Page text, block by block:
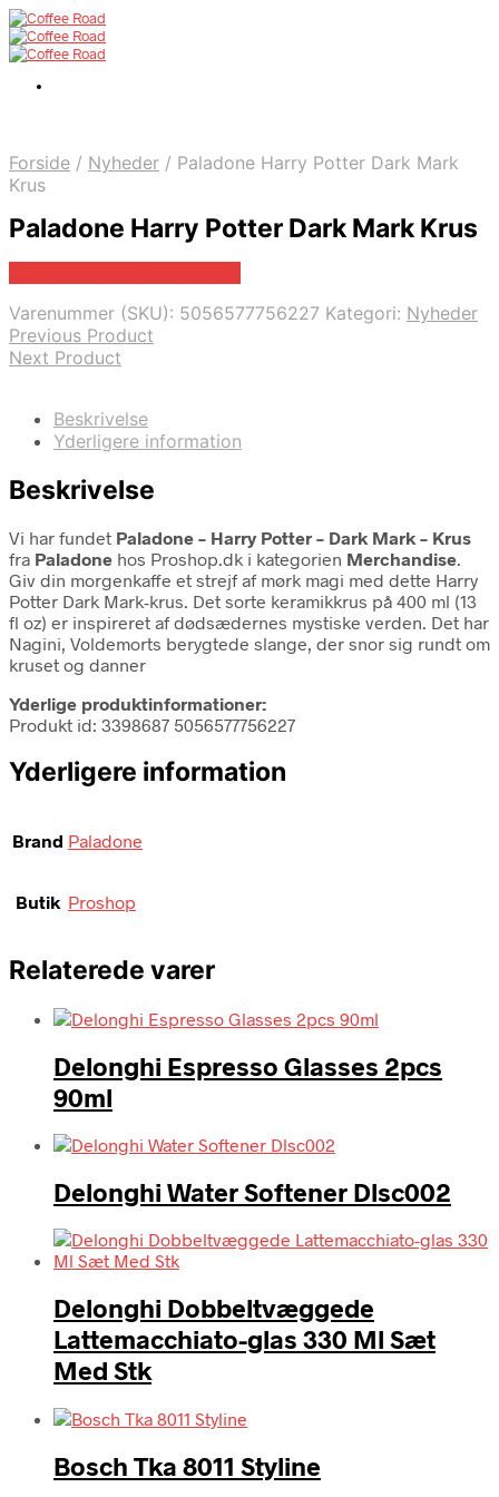
Forside / Nyheder / Paladone Harry Potter Dark Mark
Krus
Paladone Harry Potter Dark Mark Krus
Varenummer (SKU): 5056577756227 Kategori: Nyheder
Previous Product
Next Product
Beskrivelse
Yderligere information
Beskrivelse
Vi har fundet Paladone – Harry Potter – Dark Mark – Krus
fra Paladone hos Proshop.dk i kategorien Merchandise.
Giv din morgenkaffe et strejf af mørk magi med dette Harry
Potter Dark Mark-krus. Det sorte keramikkrus på 400 ml (13
fl oz) er inspireret af dødsædernes mystiske verden. Det har
Nagini, Voldemorts berygtede slange, der snor sig rundt om
kruset og danner
Yderlige produktinformationer:
Produkt id: 3398687 5056577756227
Yderligere information
Brand Paladone
Butik Proshop
Relaterede varer
Delonghi Espresso Glasses 2pcs
90ml
Delonghi Water Softener Dlsc002
Delonghi Dobbeltvæggede
Lattemacchiato-glas 330 Ml Sæt
Med Stk
Bosch Tka 8011 Styline